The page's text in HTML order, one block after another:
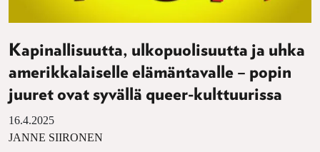
Kapinallisuutta, ulkopuolisuutta ja uhka
amerikkalaiselle elämäntavalle – popin
juuret ovat syvällä queer-kulttuurissa
16.4.2025
JANNE SIIRONEN